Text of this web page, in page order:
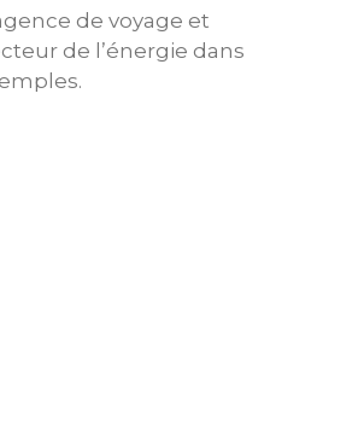
de voyage et
de l’énergie dans